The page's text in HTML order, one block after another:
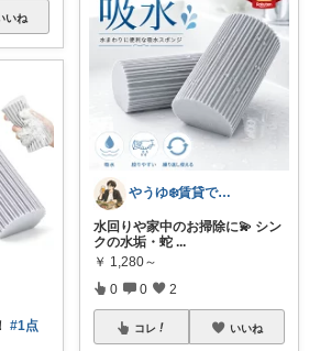
いね
#1点
やうゆ❄️賃貸で叶うおしゃれな家づくり
水回りや家中のお掃除に💫 シン
クの水垢・蛇 ...
￥ 1,280～
0 0 2
コレ いいね